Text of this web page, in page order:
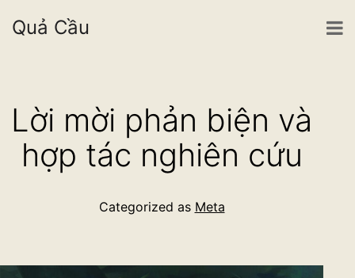
Quả Cầu
content
Lời mời phản biện và
hợp tác nghiên cứu
Categorized as Meta